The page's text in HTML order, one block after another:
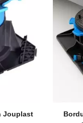
Jouplast